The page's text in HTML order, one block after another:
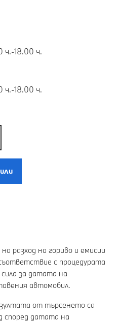
ч.-18.00 ч.
ч.-18.00 ч.
разход на гориво и емисии
с процедурата
за датата на
автомобил.
от търсенето са
според датата на